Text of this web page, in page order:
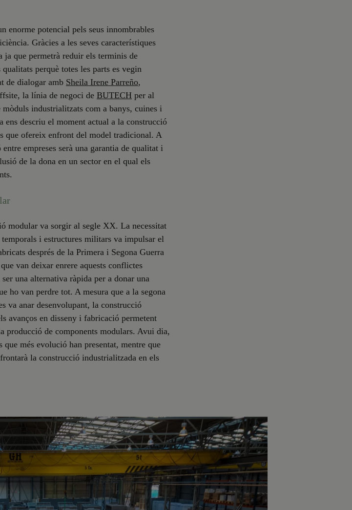
enorme potencial pels seus innombrables
Gràcies a les seves característiques
ja que permetrà reduir els terminis de
perquè totes les parts es vegin
de dialogar amb Sheila Irene Parreño,
la línia de negoci de BUTECH per al
industrialitzats com a banys, cuines i
ens descriu el moment actual a la construcció
que ofereix enfront del model tradicional. A
empreses serà una garantia de qualitat i
de la dona en un sector en el qual els
modular va sorgir al segle XX. La necessitat
i estructures militars va impulsar el
després de la Primera i Segona Guerra
van deixar enrere aquests conflictes
una alternativa ràpida per a donar una
ho van perdre tot. A mesura que a la segona
va anar desenvolupant, la construcció
avanços en disseny i fabricació permetent
producció de components modulars. Avui dia,
que més evolució han presentat, mentre que
la construcció industrialitzada en els